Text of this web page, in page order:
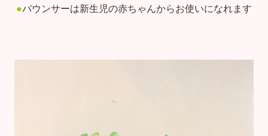
●バウンサーは新生児の赤ちゃんからお使いになれます